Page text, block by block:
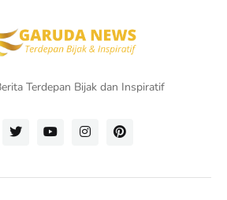
Terdepan Bijak dan Inspiratif